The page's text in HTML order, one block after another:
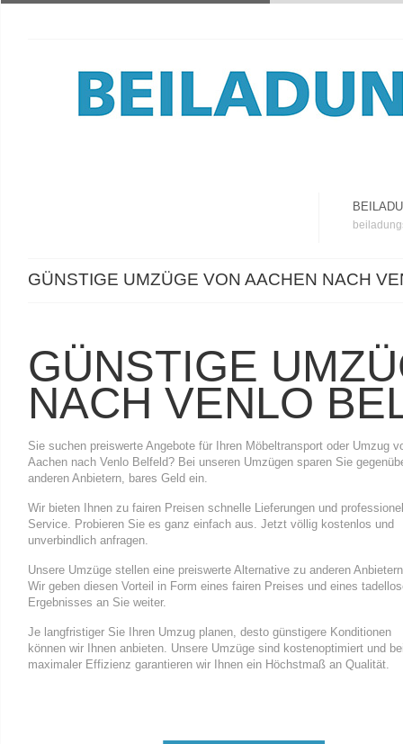
GÜNSTIGE UMZÜGE VON AACHEN NACH
GÜNSTIGE
NACH VENLO
Sie suchen preiswerte Angebote für Ihren Möbeltransport oder Umzug
Aachen nach Venlo Belfeld? Bei unseren Umzügen sparen Sie
anderen Anbietern, bares Geld ein.
Wir bieten Ihnen zu fairen Preisen schnelle Lieferungen und
Service. Probieren Sie es ganz einfach aus. Jetzt völlig kostenlos und
unverbindlich anfragen.
Unsere Umzüge stellen eine preiswerte Alternative zu anderen
Wir geben diesen Vorteil in Form eines fairen Preises und eines
Ergebnisses an Sie weiter.
Je langfristiger Sie Ihren Umzug planen, desto günstigere Konditionen
können wir Ihnen anbieten. Unsere Umzüge sind kostenoptimiert und
maximaler Effizienz garantieren wir Ihnen ein Höchstmaß an Qualität.